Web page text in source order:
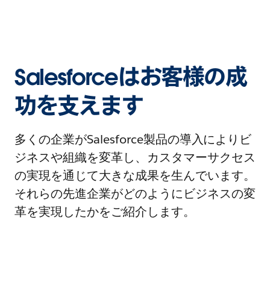
Salesforceはお客様の成
功を支えます
多くの企業がSalesforce製品の導入によりビ
ジネスや組織を変革し、カスタマーサクセス
の実現を通じて大きな成果を生んでいます。
それらの先進企業がどのようにビジネスの変
革を実現したかをご紹介します。